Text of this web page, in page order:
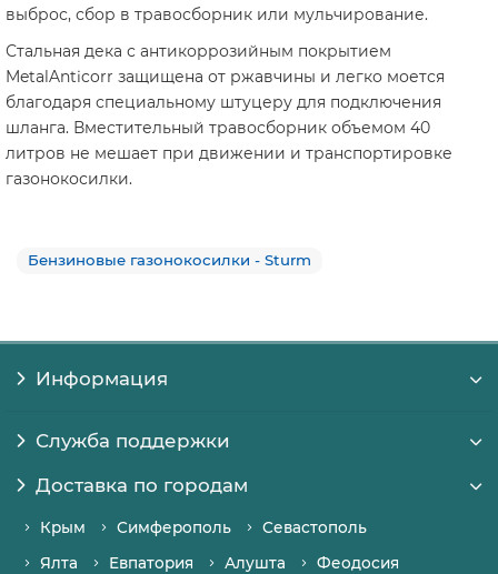
выброс, сбор в травосборник или мульчирование.
Стальная дека с антикоррозийным покрытием
MetalAnticorr защищена от ржавчины и легко моется
благодаря специальному штуцеру для подключения
шланга. Вместительный травосборник объемом 40
литров не мешает при движении и транспортировке
газонокосилки.
Бензиновые газонокосилки - Sturm
Информация
Служба поддержки
Доставка по городам
Крым Симферополь
Севастополь
Ялта
Евпатория Алушта
Феодосия